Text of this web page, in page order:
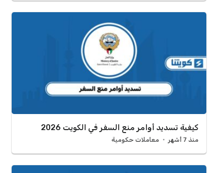
كيفية تسديد أوامر منع السفر في الكويت 2026
منذ 7 أشهر معاملات حكومية